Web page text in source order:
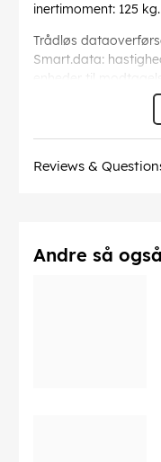
inertimoment: 125 kg.
Trådløs
Smart.data:
enheder til
smart watches,
funktion). Flere
Kompatibel med
Med Zwift- og
Reviews &
Andre så